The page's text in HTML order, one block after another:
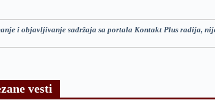
i objavljivanje sadržaja sa portala Kontakt Plus radija,
vesti